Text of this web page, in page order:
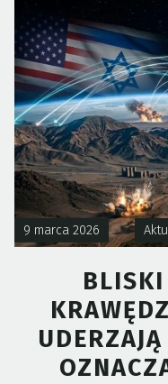
9 marca 2026
BLISKI